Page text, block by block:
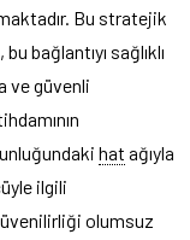
Bu stratejik
bağlantıyı sağlıklı
ve güvenli
hat ağıyla
ilgili
olumsuz